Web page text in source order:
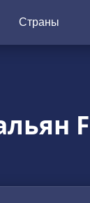
Страны